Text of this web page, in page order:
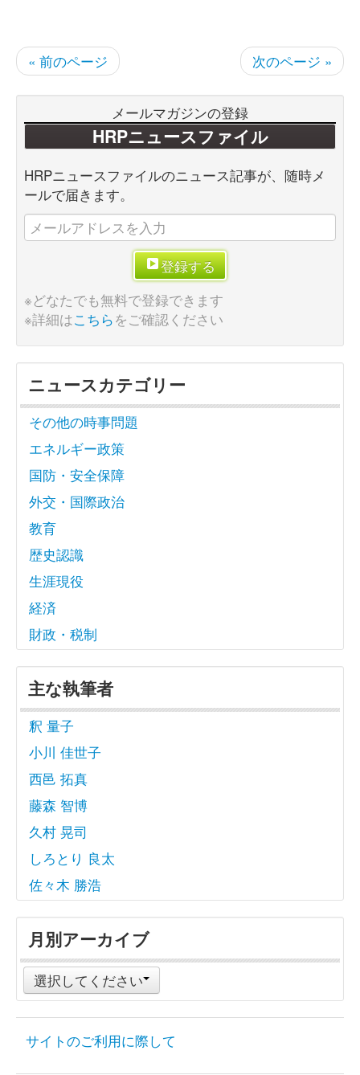
« 前のページ 次のページ »
メールマガジンの登録
HRPニュースファイル
HRPニュースファイルのニュース記事が、随時メ
ールで届きます。
登録する
※どなたでも無料で登録できます
※詳細はこちらをご確認ください
ニュースカテゴリー
その他の時事問題
エネルギー政策
国防・安全保障
外交・国際政治
教育
歴史認識
生涯現役
経済
財政・税制
主な執筆者
釈 量子
小川 佳世子
西邑 拓真
藤森 智博
久村 晃司
しろとり 良太
佐々木 勝浩
月別アーカイブ
選択してください
サイトのご利用に際して